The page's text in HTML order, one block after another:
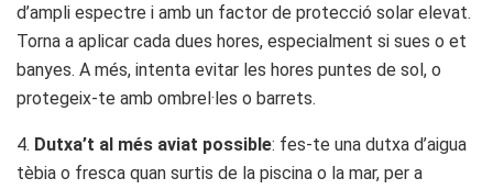
d’ampli espectre i amb un factor de protecció solar elevat.
Torna a aplicar cada dues hores, especialment si sues o et
banyes. A més, intenta evitar les hores puntes de sol, o
protegeix-te amb ombrel·les o barrets.
4. Dutxa’t al més aviat possible: fes-te una dutxa d’aigua
tèbia o fresca quan surtis de la piscina o la mar, per a